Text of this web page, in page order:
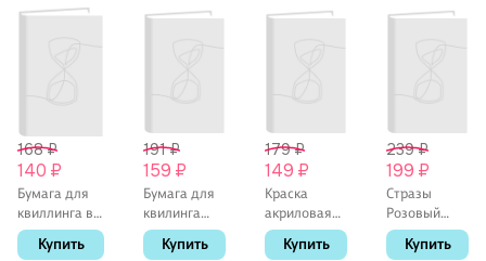
168 ₽
140 ₽
Бумага для
квиллинга в
пакете с
подложкой
Купить
191 ₽
159 ₽
Бумага для
квилинга
Радуга
(11056800)
Купить
179 ₽
149 ₽
Краска
акриловая
Античное
золотоКупить
239 ₽
199 ₽
Стразы
Розовый
микс , 18,5*9
Купить